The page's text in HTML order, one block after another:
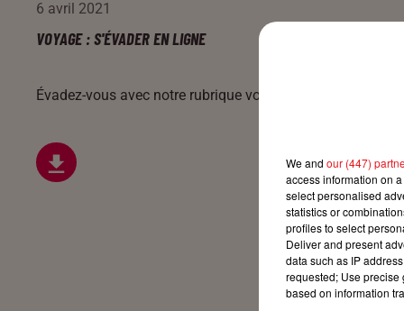
6 avril 2021
VOYAGE : S'ÉVADER EN LIGNE
Évadez-vous avec notre rubrique voyage tous les jours
We and our (447)
access information on
select personalised
statistics or
profiles to select
Deliver and present
data such as IP
requested; Use precise
based on information